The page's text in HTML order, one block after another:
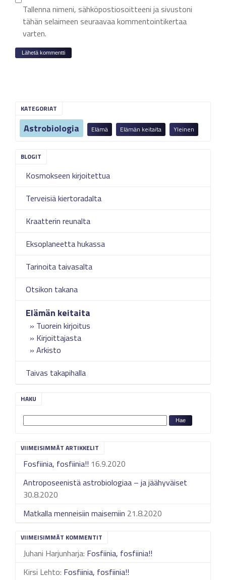
KATEGORIAT
Astrobiologia Elämä Elämän keitaita Yleinen
Kosmokseen kirjoitettua
Terveisiä kiertoradalta
Kraatterin reunalta
Eksoplaneetta hukassa
Tarinoita taivasalta
Otsikon takana
Elämän keitaita
Tuorein kirjoitus
Kirjoittajasta
Arkisto
Taivas takapihalla
HAKU
VIIMEISIMMÄT ARTIKKELIT
Fosfiinia, fosfiinia!! 16.9.2020
Antroposeenistä astrobiologiaa – ja jäähyväiset
30.8.2020
Matkalla menneisiin maisemiin 21.8.2020
VIIMEISIMMÄT KOMMENTIT
Juhani Harjunharja: Fosfiinia, fosfiinia!!
Kirsi Lehto: Fosfiinia, fosfiinia!!
Tallenna nimeni, sähköpostiosoitteeni ja sivustoni
tähän selaimeen seuraavaa kommentointikertaa
varten.